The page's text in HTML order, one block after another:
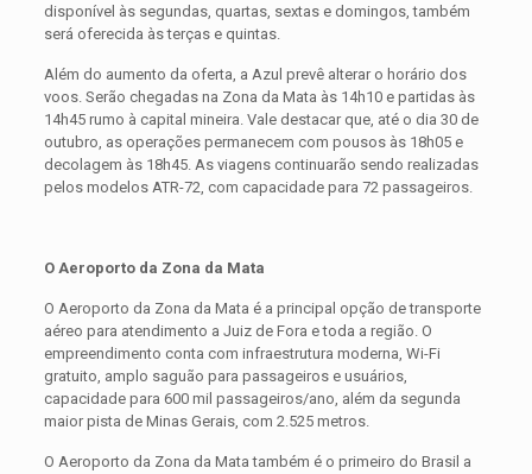
disponível às segundas, quartas, sextas e domingos, também
será oferecida às terças e quintas.
Além do aumento da oferta, a Azul prevê alterar o horário dos
voos. Serão chegadas na Zona da Mata às 14h10 e partidas às
14h45 rumo à capital mineira. Vale destacar que, até o dia 30 de
outubro, as operações permanecem com pousos às 18h05 e
decolagem às 18h45. As viagens continuarão sendo realizadas
pelos modelos ATR-72, com capacidade para 72 passageiros.
O Aeroporto da Zona da Mata
O Aeroporto da Zona da Mata é a principal opção de transporte
aéreo para atendimento a Juiz de Fora e toda a região. O
empreendimento conta com infraestrutura moderna, Wi-Fi
gratuito, amplo saguão para passageiros e usuários,
capacidade para 600 mil passageiros/ano, além da segunda
maior pista de Minas Gerais, com 2.525 metros.
O Aeroporto da Zona da Mata também é o primeiro do Brasil a